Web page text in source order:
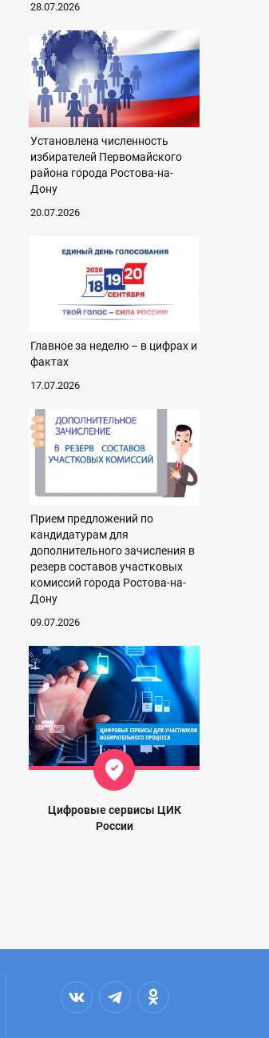
28.07.2026
Установлена численность
избирателей Первомайского
района города Ростова-на-
Дону
20.07.2026
Главное за неделю – в цифрах и
фактах
17.07.2026
Прием предложений по
кандидатурам для
дополнительного зачисления в
резерв составов участковых
комиссий города Ростова-на-
Дону
09.07.2026
Цифровые сервисы ЦИК
России